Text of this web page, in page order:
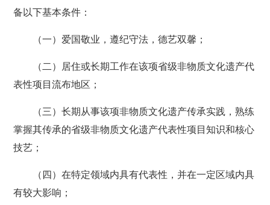
备以下基本条件：
（一）爱国敬业，遵纪守法，德艺双馨；
（二）居住或长期工作在该项省级非物质文化遗产代
表性项目流布地区；
（三）长期从事该项非物质文化遗产传承实践，熟练
掌握其传承的省级非物质文化遗产代表性项目知识和核心
技艺；
（四）在特定领域内具有代表性，并在一定区域内具
有较大影响；